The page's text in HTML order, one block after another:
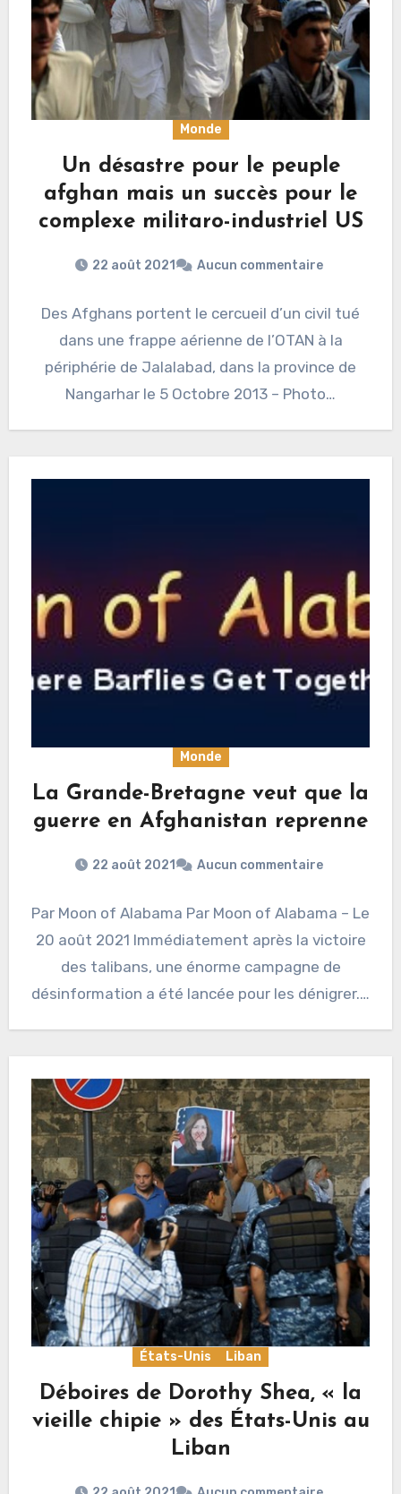
Monde
Un désastre pour le peuple
afghan mais un succès pour le
complexe militaro-industriel US
22 août 2021 Aucun commentaire
Des Afghans portent le cercueil d’un civil tué
dans une frappe aérienne de l’OTAN à la
périphérie de Jalalabad, dans la province de
Nangarhar le 5 Octobre 2013 – Photo…
Monde
La Grande-Bretagne veut que la
guerre en Afghanistan reprenne
22 août 2021 Aucun commentaire
Par Moon of Alabama Par Moon of Alabama – Le
20 août 2021 Immédiatement après la victoire
des talibans, une énorme campagne de
désinformation a été lancée pour les dénigrer.…
États-Unis Liban
Déboires de Dorothy Shea, « la
vieille chipie » des États-Unis au
Liban